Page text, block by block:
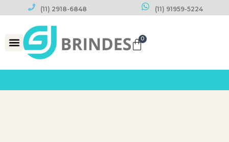
(11) 2918-6848 (11) 91959-5224
0